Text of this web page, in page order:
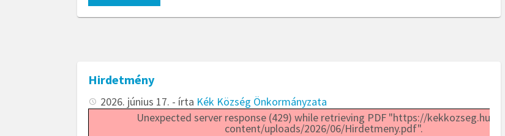
Hirdetmény
2026. június 17. - írta Kék Község Önkormányzata
Unexpected server response (429) while retrieving PDF "https://kekkozseg.hu/wp-
content/uploads/2026/06/Hirdetmeny.pdf".